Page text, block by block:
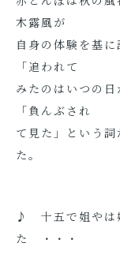
木露風が
自身の体験を基
「追われて
みたのはいつの
「負んぶされ
て見た」という
た。
♪ 十五で姐やは
た ・・・